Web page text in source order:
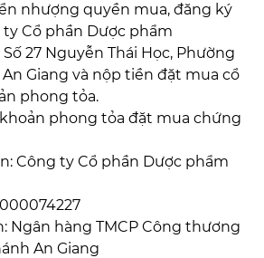
nhượng quyền mua, đăng ký
Cổ phần Dược phẩm
27 Nguyễn Thái Học, Phường
Giang và nộp tiền đặt mua cổ
phong tỏa.
phong tỏa đặt mua chứng
Công ty Cổ phần Dược phẩm
Ngân hàng TMCP Công thương
An Giang